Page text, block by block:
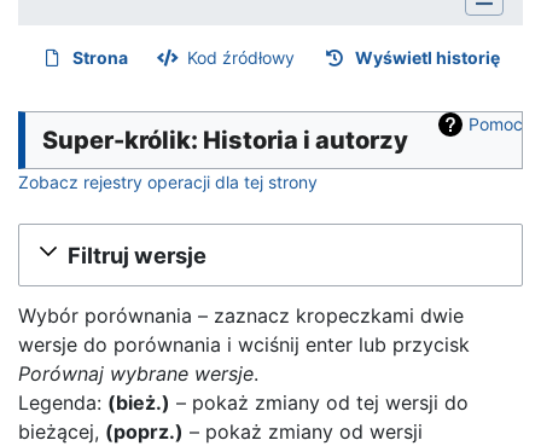
Strona Kod źródłowy Wyświetl historię
Pomoc
Super-królik: Historia i autorzy
Zobacz rejestry operacji dla tej strony
Filtruj wersje
Wybór porównania – zaznacz kropeczkami dwie
wersje do porównania i wciśnij enter lub przycisk
Porównaj wybrane wersje.
Legenda: (bież.) – pokaż zmiany od tej wersji do
bieżącej, (poprz.) – pokaż zmiany od wersji